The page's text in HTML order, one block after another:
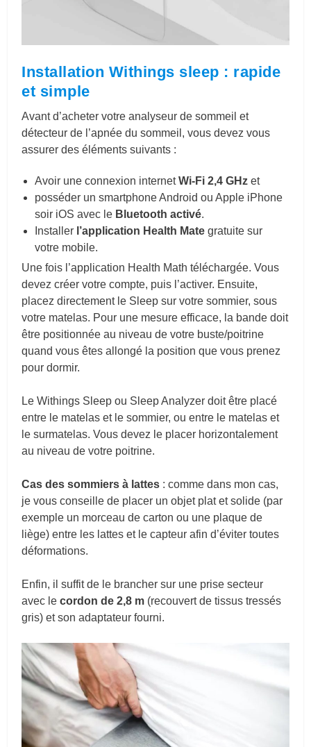
Installation Withings sleep : rapide
et simple
Avant d’acheter votre analyseur de sommeil et
détecteur de l’apnée du sommeil, vous devez vous
assurer des éléments suivants :
Avoir une connexion internetWi-Fi 2,4 GHz et
posséder un smartphone Android ou Apple iPhone
soir iOS avec le Bluetooth activé.
Installer l’application Health Mate gratuite sur
votre mobile.
Une fois l’application Health Math téléchargée. Vous
devez créer votre compte, puis l’activer. Ensuite,
placez directement le Sleep sur votre sommier, sous
votre matelas. Pour une mesure efficace, la bande doit
être positionnée au niveau de votre buste/poitrine
quand vous êtes allongé la position que vous prenez
pour dormir.
Le Withings Sleep ou Sleep Analyzerdoit être placé
entre le matelas et le sommier, ou entre le matelas et
le surmatelas. Vous devez le placer horizontalement
au niveau de votre poitrine.
Cas des sommiers à lattes : comme dans mon cas,
je vous conseille de placer un objet plat et solide (par
exemple un morceau de carton ou une plaque de
liège) entre les lattes et le capteur afin d’éviter toutes
déformations.
Enfin, il suffit de le brancher sur une prise secteur
avec lecordon de 2,8 m (recouvert de tissus tressés
gris) et son adaptateur fourni.